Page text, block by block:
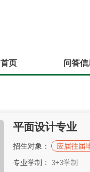
首页 问答信
平面设计专业
招生对象：
应届往届
专业学制： 3+3学制